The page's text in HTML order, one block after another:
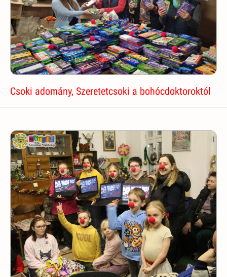
Csoki adomány, Szeretetcsoki a bohócdoktoroktól